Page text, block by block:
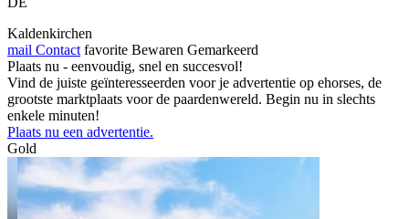
Kaldenkirchen
mail Contact favorite Bewaren Gemarkeerd
Plaats nu - eenvoudig, snel en succesvol!
Vind de juiste geïnteresseerden voor je advertentie op ehorses, de
grootste marktplaats voor de paardenwereld. Begin nu in slechts
enkele minuten!
Plaats nu een advertentie.
Gold